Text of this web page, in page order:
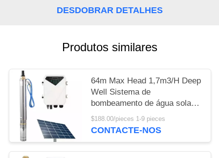
DESDOBRAR DETALHES
Produtos similares
64m Max Head 1,7m3/H Deep
Well Sistema de
bombeamento de água solar
Submersible Dc bombas de
água solar conjunto completo
$188.00/pieces 1-9 pieces
CONTACTE-NOS